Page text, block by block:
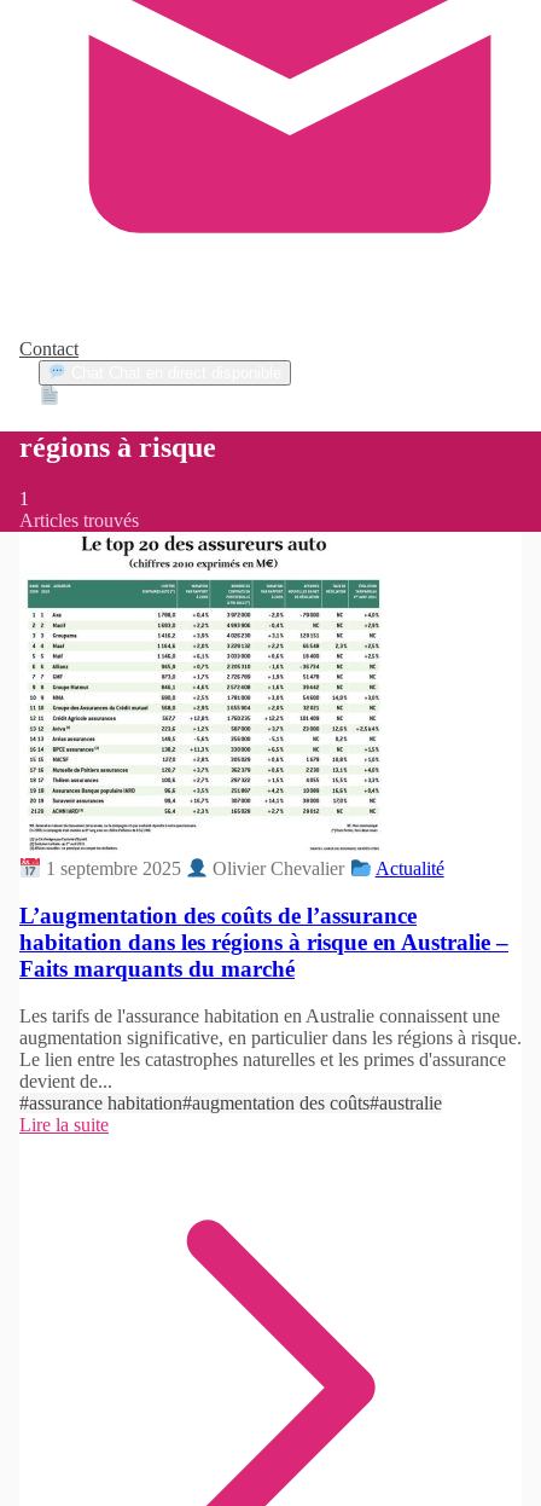
Contact
régions à risque
1
Articles trouvés
1 septembre 2025 Olivier Chevalier Actualité
L’augmentation des coûts de l’assurance
habitation dans les régions à risque en Australie –
Faits marquants du marché
Les tarifs de l'assurance habitation en Australie connaissent une
augmentation significative, en particulier dans les régions à risque.
Le lien entre les catastrophes naturelles et les primes d'assurance
devient de...
#assurance habitation#augmentation des coûts#australie
Lire la suite